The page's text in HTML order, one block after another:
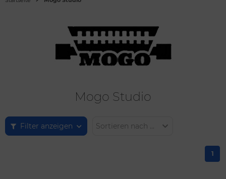
Mogo Studio
Filter anzeigen Sortieren nach ...
1